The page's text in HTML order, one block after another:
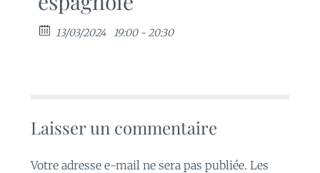
13/03/2024 19:00 - 20:30
Laisser un commentaire
Votre adresse e-mail ne sera pas publiée. Les